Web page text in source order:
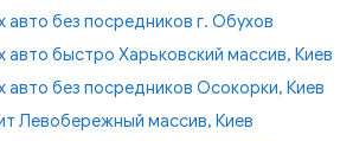
авто без посредников г. Обухов
авто быстро Харьковский массив, Киев
авто без посредников Осокорки, Киев
Левобережный массив, Киев